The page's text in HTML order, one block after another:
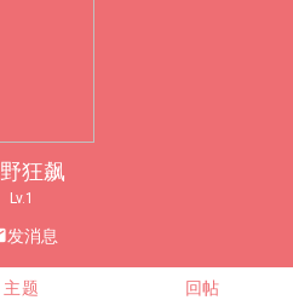
狂飙
Lv.1
发消息
主题 回帖